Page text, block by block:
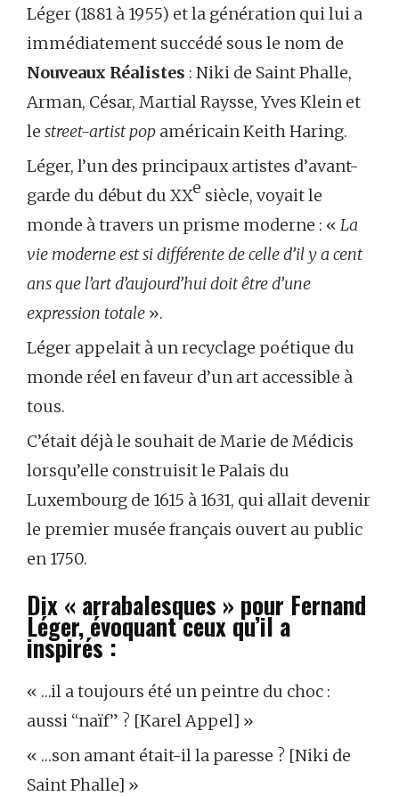
Léger (1881 à 1955) et la génération qui lui a
immédiatement succédé sous le nom de
Nouveaux Réalistes : Niki de Saint Phalle,
Arman, César, Martial Raysse, Yves Klein et
le street-artist pop américain Keith Haring.
Léger, l’un des principaux artistes d’avant-
garde du début du XXe siècle, voyait le
monde à travers un prisme moderne : « La
vie moderne est si différente de celle d’il y a cent
ans que l’art d’aujourd’hui doit être d’une
expression totale ».
Léger appelait à un recyclage poétique du
monde réel en faveur d’un art accessible à
tous.
C’était déjà le souhait de Marie de Médicis
lorsqu’elle construisit le Palais du
Luxembourg de 1615 à 1631, qui allait devenir
le premier musée français ouvert au public
en 1750.
Dix « arrabalesques » pour Fernand
Léger, évoquant ceux qu’il a
inspirés :
« …il a toujours été un peintre du choc :
aussi “naïf” ? [Karel Appel] »
« …son amant était-il la paresse ? [Niki de
Saint Phalle] »